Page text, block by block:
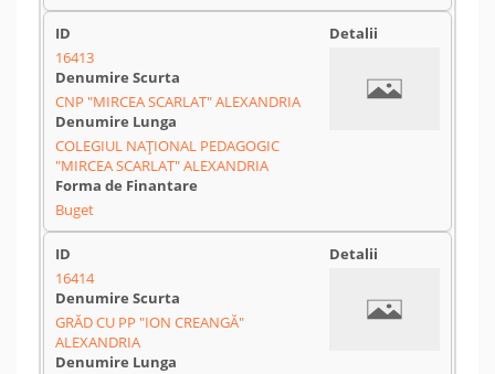
16413
CNP "MIRCEA SCARLAT" ALEXANDRIA
COLEGIUL NAȚIONAL PEDAGOGIC
"MIRCEA SCARLAT" ALEXANDRIA
Buget
16414
GRĂD CU PP "ION CREANGĂ"
ALEXANDRIA